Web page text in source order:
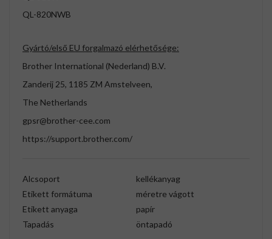
QL-820NWB
Gyártó/első EU forgalmazó elérhetősége:
Brother International (Nederland) B.V.
Zanderij 25, 1185 ZM Amstelveen,
The Netherlands
gpsr@brother-cee.com
https://support.brother.com/
Alcsoport
kellékanyag
Etikett formátuma
méretre vágott
Etikett anyaga
papír
Tapadás
öntapadó